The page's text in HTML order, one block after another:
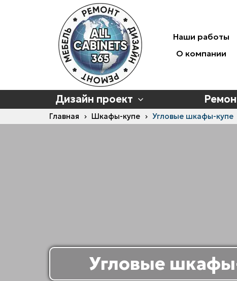
Наши работы
О компании
Дизайн проект
Главная Шкафы-купе Угловые шкафы-купе
Угловые